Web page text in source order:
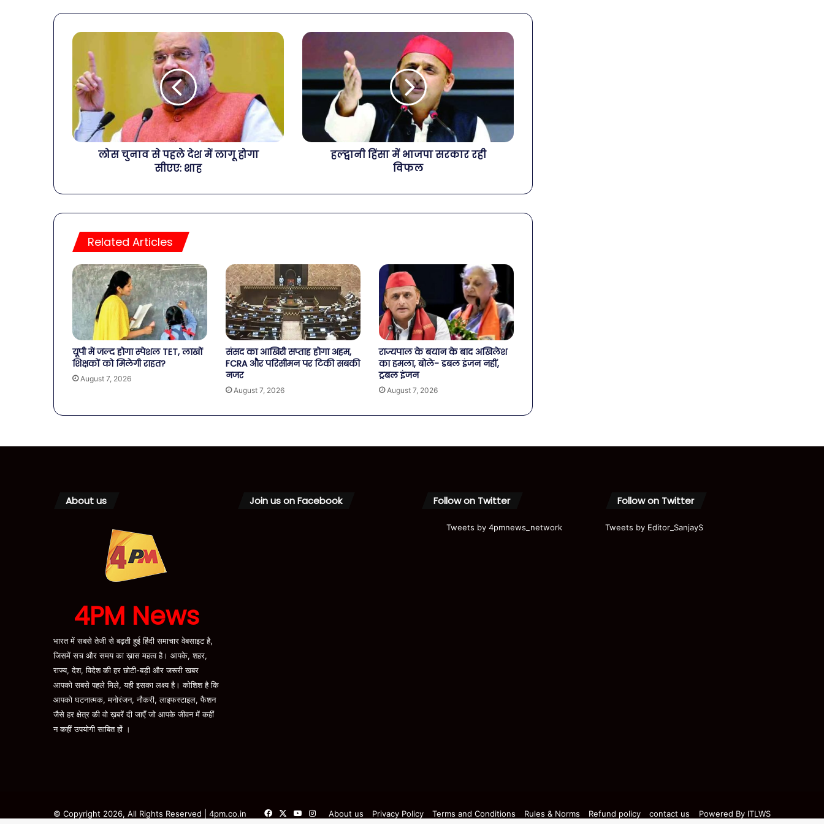
लोस चुनाव से पहले देश में लागू होगा
सीएए: शाह
हल्द्वानी हिंसा में भाजपा सरकार रही
विफल
Related Articles
यूपी में जल्द होगा स्पेशल TET, लाखों
शिक्षकों को मिलेगी राहत?
August 7, 2026
संसद का आखिरी सप्ताह होगा अहम,
FCRA और परिसीमन पर टिकी सबकी
नजर
August 7, 2026
राज्यपाल के बयान के बाद अखिलेश
का हमला, बोले- डबल इंजन नहीं,
ट्रबल इंजन
August 7, 2026
About us
4PM News
भारत में सबसे तेजी से बढ़ती हुई हिंदी समाचार वेबसाइट है,
जिसमें सच और समय का ख़ास महत्व है। आपके, शहर,
राज्य, देश, विदेश की हर छोटी-बड़ी और जरूरी खबर
आपको सबसे पहले मिले, यही इसका लक्ष्य है। कोशिश है कि
आपको घटनात्मक, मनोरंजन, नौकरी, लाइफस्टाइल, फैशन
जैसे हर क्षेत्र की वो ख़बरें दी जाएँ जो आपके जीवन में कहीं
न कहीं उपयोगी साबित हों ।
Join us on Facebook Follow on Twitter
Tweets by 4pmnews_network
Follow on Twitter
Tweets by Editor_SanjayS
© Copyright 2026, All Rights Reserved | 4pm.co.in Powered By ITLWS
About us Privacy Policy Terms and Conditions Rules & Norms Refund policy contact us
Facebook
X YouTube
Instagram